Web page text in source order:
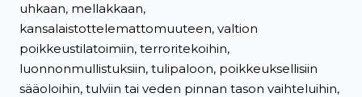
uhkaan, mellakkaan,
kansalaistottelemattomuuteen, valtion
poikkeustilatoimiin, terroritekoihin,
luonnonmullistuksiin, tulipaloon, poikkeuksellisiin
sääoloihin, tulviin tai veden pinnan tason vaihteluihin,